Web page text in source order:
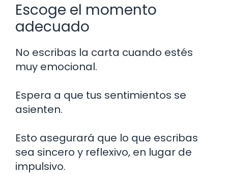
Escoge el momento
adecuado
No escribas la carta cuando estés
muy emocional.
Espera a que tus sentimientos se
asienten.
Esto asegurará que lo que escribas
sea sincero y reflexivo, en lugar de
impulsivo.